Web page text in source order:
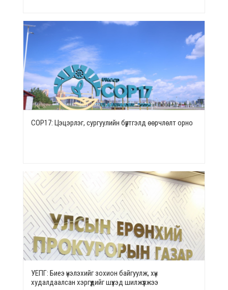
СОР17: Цэцэрлэг, сургуулийн бүртгэлд өөрчлөлт орно
УЕПГ: Биеэ үнэлэхийг зохион байгуулж, хүн
худалдаалсан хэргүүдийг шүүхэд шилжүүлжээ